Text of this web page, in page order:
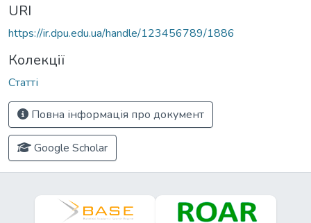
URI
https://ir.dpu.edu.ua/handle/123456789/1886
Колекції
Статті
Повна інформація про документ
Google Scholar